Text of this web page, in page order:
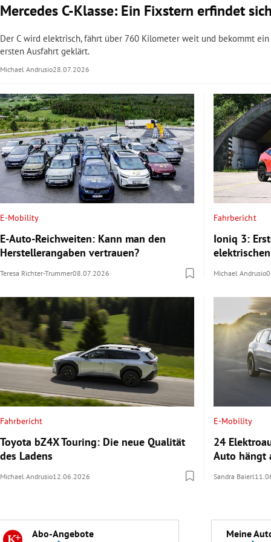
Mercedes C-Klasse: Ein Fixstern erfindet
Der C wird elektrisch, fährt über 760 Kilometer weit und bekommt
ersten Ausfahrt geklärt.
Michael Andrusio28.07.2026
E-Mobility
E-Auto-Reichweiten: Kann man den
Herstellerangaben vertrauen?
Teresa Richter-Trummer08.07.2026
Fahrbericht
Ioniq 3:
Michael Andrusio
Fahrbericht
Toyota bZ4X Touring: Die neue Qualität
des Ladens
Michael Andrusio12.06.2026
E-Mobility
24
Auto hängt
Sandra Baierl
Abo-Angebote Meine